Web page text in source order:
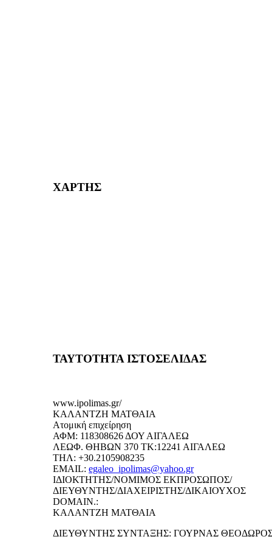
ΧΑΡΤΗΣ
ΤΑΥΤΟΤΗΤΑ ΙΣΤΟΣΕΛΙΔΑΣ
www.ipolimas.gr/
ΚΑΛΑΝΤΖΗ ΜΑΤΘΑΙΑ
Ατομική επιχείρηση
ΑΦΜ: 118308626 ΔΟΥ ΑΙΓΑΛΕΩ
ΛΕΩΦ. ΘΗΒΩΝ 370 ΤΚ:12241 ΑΙΓΑΛΕΩ
ΤΗΛ: +30.2105908235
EMAIL: egaleo_ipolimas@yahoo.gr
ΙΔΙΟΚΤΗΤΗΣ/ΝΟΜΙΜΟΣ ΕΚΠΡΟΣΩΠΟΣ/
ΔΙΕΥΘΥΝΤΗΣ/ΔΙΑΧΕΙΡΙΣΤΗΣ/ΔΙΚΑΙΟΥΧΟΣ
DOMAIN.:
ΚΑΛΑΝΤΖΗ ΜΑΤΘΑΙΑ
ΔΙΕΥΘΥΝΤΗΣ ΣΥΝΤΑΞΗΣ: ΓΟΥΡΝΑΣ